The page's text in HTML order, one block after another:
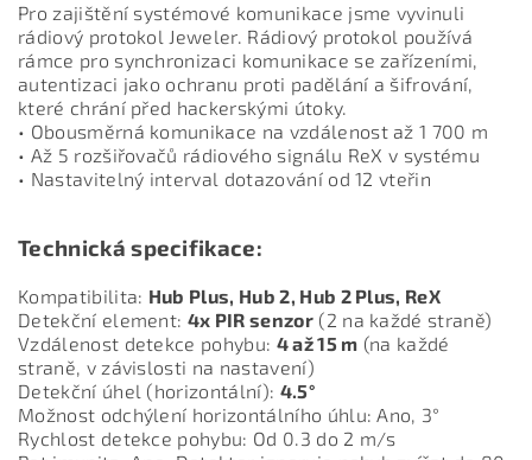
Pro zajištění systémové komunikace jsme vyvinuli
rádiový protokol Jeweler. Rádiový protokol používá
rámce pro synchronizaci komunikace se zařízeními,
autentizaci jako ochranu proti padělání a šifrování,
které chrání před hackerskými útoky.
• Obousměrná komunikace na vzdálenost až 1 700 m
• Až 5 rozšiřovačů rádiového signálu ReX v systému
• Nastavitelný interval dotazování od 12 vteřin
Technická specifikace:
Kompatibilita: Hub Plus, Hub 2, Hub 2 Plus, ReX
Detekční element: 4x PIR senzor(2 na každé straně)
Vzdálenost detekce pohybu: 4 až 15 m (na každé
straně, v závislosti na nastavení)
Detekční úhel (horizontální): 4.5°
Možnost odchýlení horizontálního úhlu: Ano, 3°
Rychlost detekce pohybu: Od 0.3 do 2 m/s